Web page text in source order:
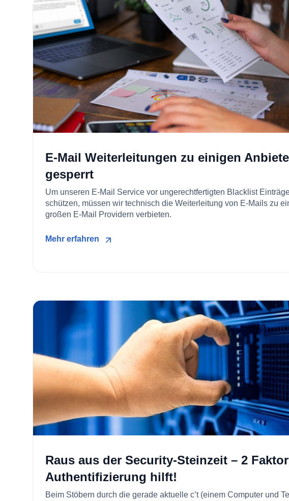
E-Mail Weiterleitungen zu einigen
gesperrt
Um unseren E-Mail Service vor ungerechtfertigten Blacklist
schützen, müssen wir technisch die Weiterleitung von E-Mails zu
großen E-Mail Providern verbieten.
Mehr erfahren
Raus aus der Security-Steinzeit – 2 Faktor
Authentifizierung hilft!
Beim Stöbern durch die gerade aktuelle c’t (einem Computer und